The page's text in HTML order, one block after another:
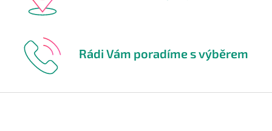
Rádi Vám poradíme s výběrem